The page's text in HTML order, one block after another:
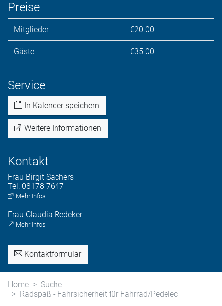
Preise
Mitglieder €20.00
Gäste €35.00
Service
In Kalender speichern
Weitere Informationen
Kontakt
Frau Birgit Sachers
Tel: 08178 7647
Mehr Infos
Frau Claudia Redeker
Mehr Infos
Kontaktformular
Home
Suche
Radspaß - Fahrsicherheit für Fahrrad/Pedelec